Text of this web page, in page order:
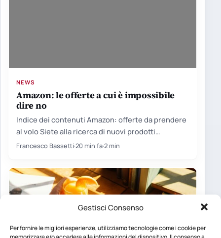
Gestisci Consenso
Per fornire le migliori esperienze, utilizziamo tecnologie come i cookie per
NEWS
Amazon: le offerte a cui è impossibile
dire no
Indice dei contenuti Amazon: offerte da prendere
al volo Siete alla ricerca di nuovi prodotti
tecnologici, ma non…
Francesco Bassetti·20 min fa·2 min